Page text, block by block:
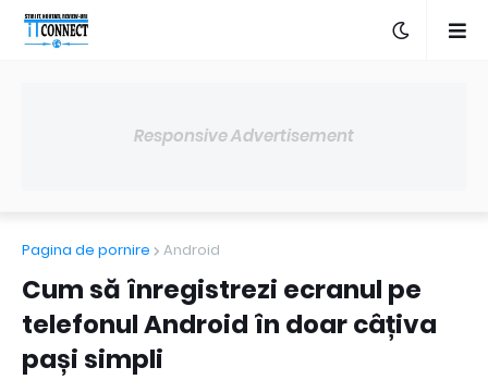
Responsive Advertisement
Pagina de pornire Android
Cum să înregistrezi ecranul pe
telefonul Android în doar câțiva
pași simpli